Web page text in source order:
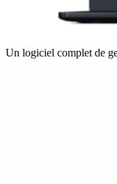
Un logiciel complet de